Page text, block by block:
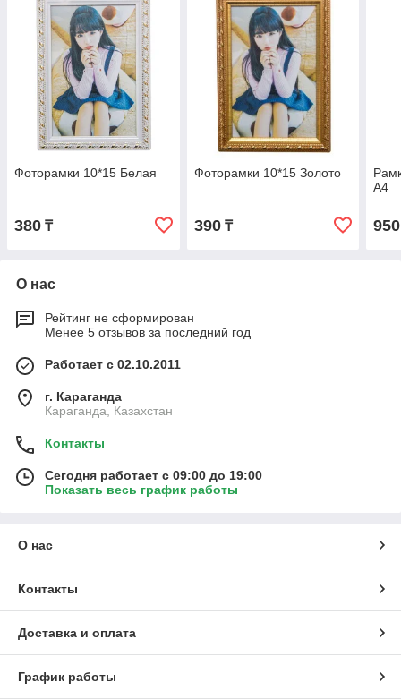
Фоторамки 10*15 Белая
380 ₸
Фоторамки 10*15 Золото
390₸
А4
950
О нас
Рейтинг не сформирован
Менее 5 отзывов за последний год
Работает с 02.10.2011
г. Караганда
Караганда, Казахстан
Контакты
Сегодня работает с 09:00 до 19:00
Показать весь график работы
О нас
Контакты
Доставка и оплата
График работы